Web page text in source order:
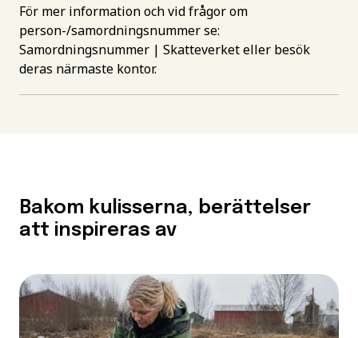
För mer information och vid frågor om
person-/samordningsnummer se:
Samordningsnummer | Skatteverketeller besök
deras närmaste kontor.
Bakom kulisserna, berättelser
att inspireras av